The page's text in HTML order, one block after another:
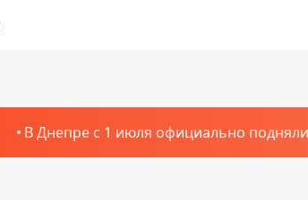
В Днепре с 1 июля официально